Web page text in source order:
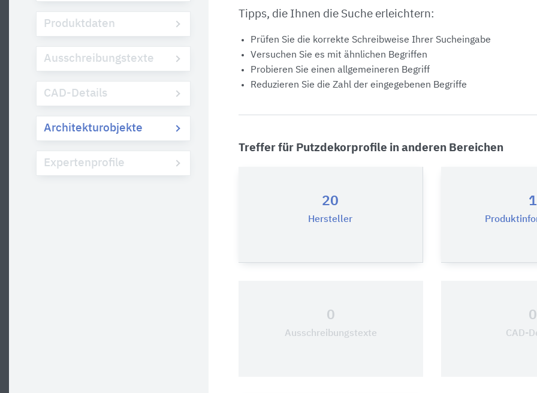
Produktdaten
Ausschreibungstexte
CAD-Details
Architekturobjekte
Expertenprofile
Tipps, die Ihnen die Suche erleichtern:
Prüfen Sie die korrekte Schreibweise Ihrer Sucheingabe
Versuchen Sie es mit ähnlichen Begriffen
Probieren Sie einen allgemeineren Begriff
Reduzieren Sie die Zahl der eingegebenen Begriffe
Treffer für Putzdekorprofile in anderen Bereichen
20
Hersteller
1
0
Ausschreibungstexte
0
CAD-